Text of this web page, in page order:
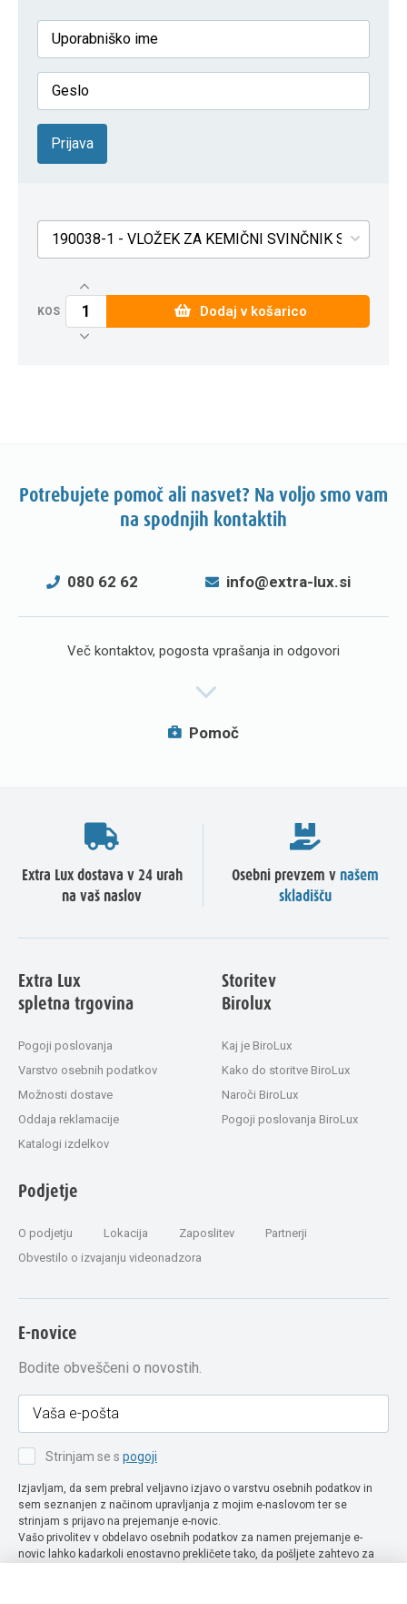
Prijava
190038-1 - VLOŽEK ZA KEMIČNI SVINČNIK
KOS Dodaj v košarico
Potrebujete pomoč ali nasvet? Na voljo smo vam
na spodnjih kontaktih
080 62 62 info@extra-lux.si
Več kontaktov, pogosta vprašanja in odgovori
Pomoč
Extra Lux dostava v 24 urah
na vaš naslov
Osebni prevzem v našem
skladišču
Extra Lux
spletna trgovina
Pogoji poslovanja
Varstvo osebnih podatkov
Možnosti dostave
Oddaja reklamacije
Katalogi izdelkov
Storitev
Birolux
Kaj je BiroLux
Kako do storitve BiroLux
Naroči BiroLux
Pogoji poslovanja BiroLux
Podjetje
O podjetju Lokacija Zaposlitev
Partnerji
Obvestilo o izvajanju videonadzora
E-novice
Bodite obveščeni o novostih.
Strinjam se s pogoji
Izjavljam, da sem prebral veljavno izjavo o varstvu osebnih podatkov in
sem seznanjen z načinom upravljanja z mojim e-naslovom ter se
strinjam s prijavo na prejemanje e-novic.
Vašo privolitev v obdelavo osebnih podatkov za namen prejemanje e-
novic lahko kadarkoli enostavno prekličete tako, da pošljete zahtevo za